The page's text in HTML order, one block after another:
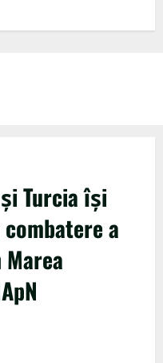
Turcia își
a